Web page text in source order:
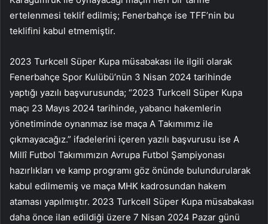
ertelenmesi teklif edilmiş; Fenerbahçe ise TFF’nin bu
teklifini kabul etmemiştir.
2023 Turkcell Süper Kupa müsabakası ile ilgili olarak
Fenerbahçe Spor Kulübü’nün 3 Nisan 2024 tarihinde
yaptığı yazılı başvurusunda; “2023 Turkcell Süper Kupa
maçı 23 Mayıs 2024 tarihinde, yabancı hakemlerin
yönetiminde oynanmaz ise maça A Takımımız ile
çıkmayacağız.” ifadelerini içeren yazılı başvurusu ise A
Millî Futbol Takımımızın Avrupa Futbol Şampiyonası
hazırlıkları ve kamp programı göz önünde bulundurularak
kabul edilmemiş ve maça MHK kadrosundan hakem
ataması yapılmıştır. 2023 Turkcell Süper Kupa müsabakası
daha önce ilan edildiği üzere 7 Nisan 2024 Pazar günü